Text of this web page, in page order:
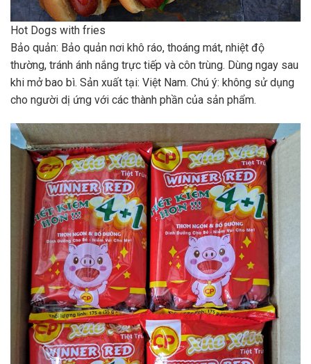
Hot Dogs with fries
Bảo quản: Bảo quản nơi khô ráo, thoáng mát, nhiệt độ
thường, tránh ánh nắng trực tiếp và côn trùng. Dùng ngay sau
khi mở bao bì. Sản xuất tại: Việt Nam. Chú ý: không sử dụng
cho người dị ứng với các thành phần của sản phẩm.